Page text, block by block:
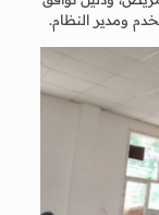
ومدير النظام.